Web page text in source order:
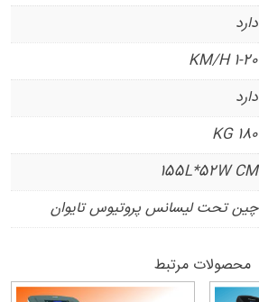
دارد
1-20 KM/H
دارد
180 KG
155L*52W CM
چین تحت لیسانس پروتیوس تایوان
محصولات مرتبط